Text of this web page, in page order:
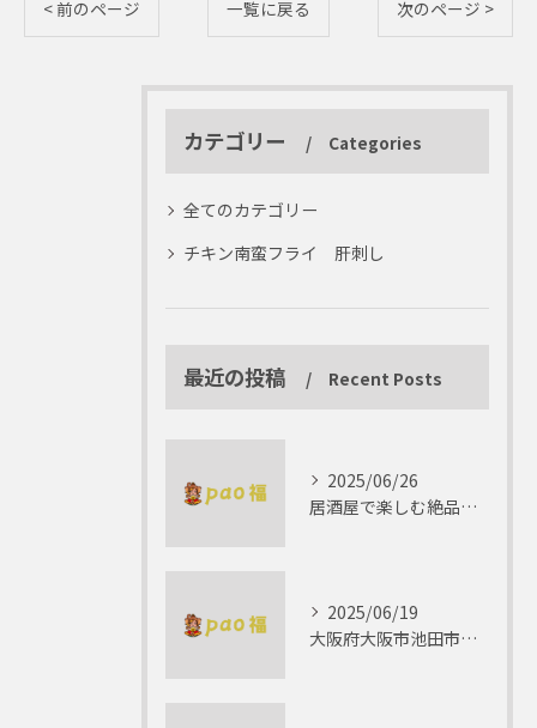
< 前のページ 一覧に戻る 次のページ >
カテゴリー Categories
全てのカテゴリー
チキン南蛮フライ 肝刺し
最近の投稿 Recent Posts
2025/06/26
居酒屋で楽しむ絶品テリーヌの世界
2025/06/19
大阪府大阪市池田市で楽しむしゃぶしゃぶの魅力とは？